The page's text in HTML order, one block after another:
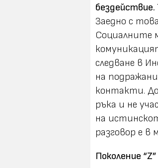
бездействие.
Заедно с
Социалните
следване в
на
контакти.
ръка и не
на
разговор е
Поколение